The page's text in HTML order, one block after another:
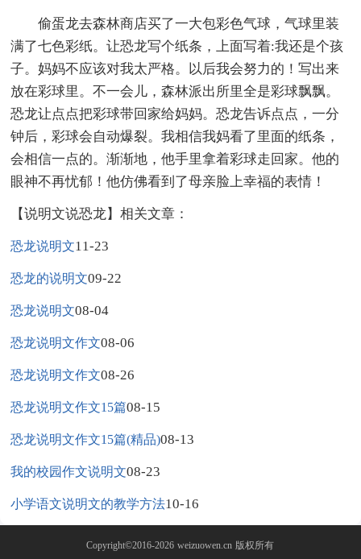
偷蛋龙去森林商店买了一大包彩色气球，气球里装
满了七色彩纸。让恐龙写个纸条，上面写着:我还是个孩
子。妈妈不应该对我太严格。以后我会努力的！写出来
放在彩球里。不一会儿，森林派出所里全是彩球飘飘。
恐龙让点点把彩球带回家给妈妈。恐龙告诉点点，一分
钟后，彩球会自动爆裂。我相信我妈看了里面的纸条，
会相信一点的。渐渐地，他手里拿着彩球走回家。他的
眼神不再忧郁！他仿佛看到了母亲脸上幸福的表情！
【说明文说恐龙】相关文章：
恐龙说明文11-23
恐龙的说明文09-22
恐龙说明文08-04
恐龙说明文作文08-06
恐龙说明文作文08-26
恐龙说明文作文15篇08-15
恐龙说明文作文15篇(精品)08-13
我的校园作文说明文08-23
小学语文说明文的教学方法10-16
Copyright©2016-2026 weizuowen.cn 版权所有